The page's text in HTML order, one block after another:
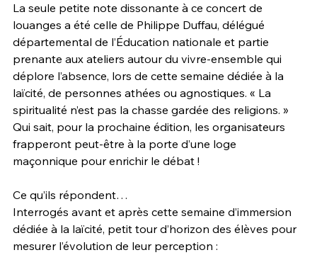
La seule petite note dissonante à ce concert de
louanges a été celle de Philippe Duffau, délégué
départemental de l’Éducation nationale et partie
prenante aux ateliers autour du vivre-ensemble qui
déplore l’absence, lors de cette semaine dédiée à la
laïcité, de personnes athées ou agnostiques. « La
spiritualité n’est pas la chasse gardée des religions. »
Qui sait, pour la prochaine édition, les organisateurs
frapperont peut-être à la porte d’une loge
maçonnique pour enrichir le débat !
Ce qu’ils répondent…
Interrogés avant et après cette semaine d’immersion
dédiée à la laïcité, petit tour d’horizon des élèves pour
mesurer l’évolution de leur perception :